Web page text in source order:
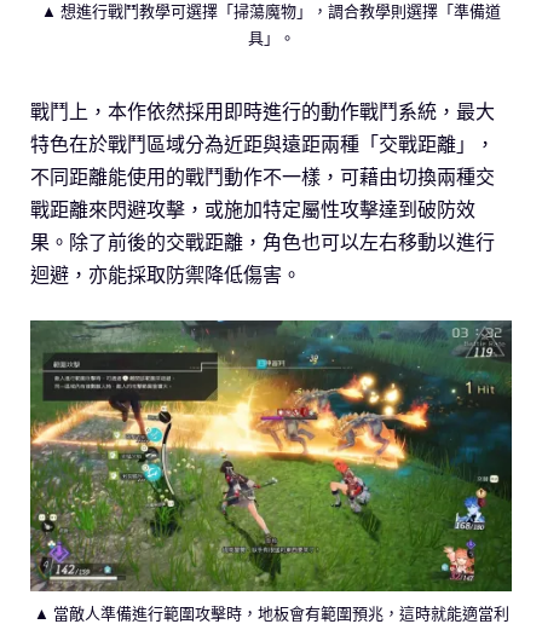
▲ 想進行戰鬥教學可選擇「掃蕩魔物」，調合教學則選擇「準備道
具」。
戰鬥上，本作依然採用即時進行的動作戰鬥系統，最大
特色在於戰鬥區域分為近距與遠距兩種「交戰距離」，
不同距離能使用的戰鬥動作不一樣，可藉由切換兩種交
戰距離來閃避攻擊，或施加特定屬性攻擊達到破防效
果。除了前後的交戰距離，角色也可以左右移動以進行
迴避，亦能採取防禦降低傷害。
▲ 當敵人準備進行範圍攻擊時，地板會有範圍預兆，這時就能適當利